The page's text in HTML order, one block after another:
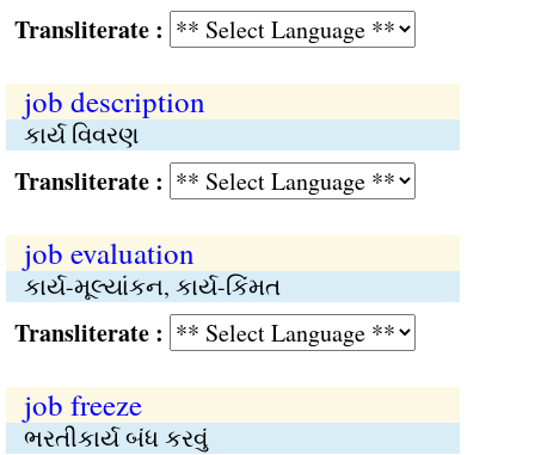
:
job description
કાર્ય વિવરણ
:
job evaluation
કાર્ય-મૂલ્યાંકન, કાર્ય-કિંમત
:
job freeze
ભરતીકાર્ય બંધ કરવું